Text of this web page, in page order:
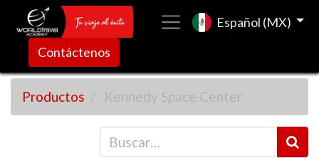
Español (MX)
Contáctenos
Productos Kennedy Space Center